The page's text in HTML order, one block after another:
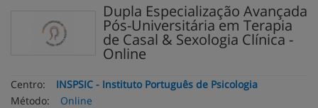
Dupla Especialização Avançada
Pós-Universitária em Terapia
de Casal & Sexologia Clínica -
Online
Centro:
INSPSIC - Instituto Português de Psicologia
Método:
Online